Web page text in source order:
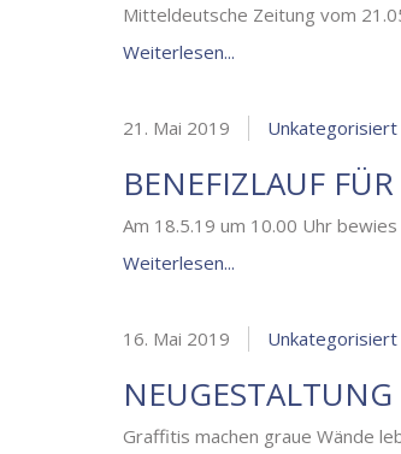
Mitteldeutsche Zeitung vom
Weiterlesen...
21. Mai 2019 Unkategorisiert
BENEFIZLAUF
Am 18.5.19 um 10.00 Uhr
Weiterlesen...
16. Mai 2019 Unkategorisiert
NEUGESTALTUNG
Graffitis machen graue Wände